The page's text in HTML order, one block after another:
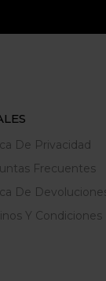
De Privacidad
Frecuentes
De
Y Condiciones